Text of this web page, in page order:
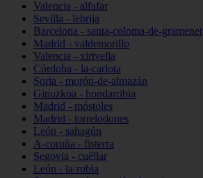
Valencia - alfafar
Sevilla - lebrija
Barcelona - santa-coloma-de-gramenet
Madrid - valdemorillo
Valencia - xirivella
Córdoba - la-carlota
Soria - morón-de-almazán
Gipuzkoa - hondarribia
Madrid - móstoles
Madrid - torrelodones
León - sahagún
A-coruña - fisterra
Segovia - cuéllar
León - la-robla